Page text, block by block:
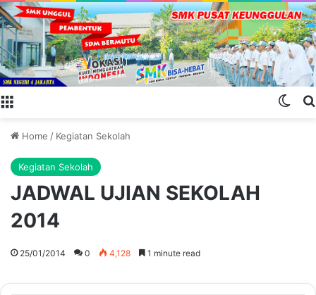
Home / Kegiatan Sekolah
Kegiatan Sekolah
JADWAL UJIAN SEKOLAH
2014
25/01/2014 0 4,128 1 minute read